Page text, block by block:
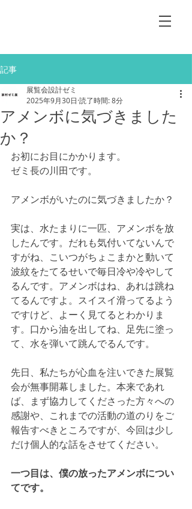
記事
アメンボに気づきました
か？
展覧会設計ゼミ
2025年9月30日 読了時間: 8分
お初にお目にかかります。
ゼミ長の川田です。
アメンボがいたのに気づきましたか？
実は、水たまりに一匹、アメンボを放
したんです。だれも気付いてないんで
すがね、こいつがちょこまかと動いて
波紋をたてるせいで毎日冷や冷やして
るんです。アメンボはね、あれは跳ね
てるんですよ。スイスイ滑ってるよう
ですけど、よーく見てるとわかりま
す。口から油を出してね、足先に塗っ
て、水を弾いて跳んでるんです。
先日、私たちが心血を注いできた展覧
会が無事開幕しました。本来であれ
ば、まず協力してくださった方々への
感謝や、これまでの活動の道のりをご
報告すべきところですが、今回は少し
だけ個人的な話をさせてください。
一つ目は、僕の放ったアメンボについ
てです。